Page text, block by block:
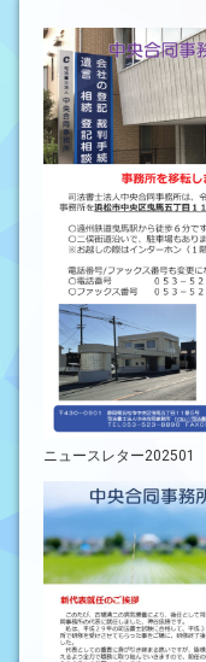
ニュースレター202501